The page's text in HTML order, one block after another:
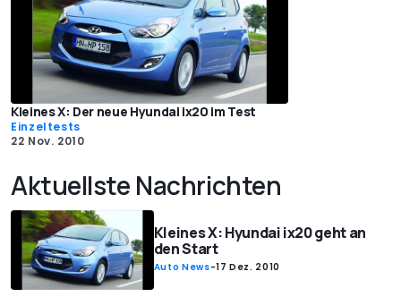
Kleines X: Der neue Hyundai ix20 im Test
Einzeltests
22 Nov. 2010
Aktuellste Nachrichten
Kleines X: Hyundai ix20 geht an
den Start
Auto News-17 Dez. 2010